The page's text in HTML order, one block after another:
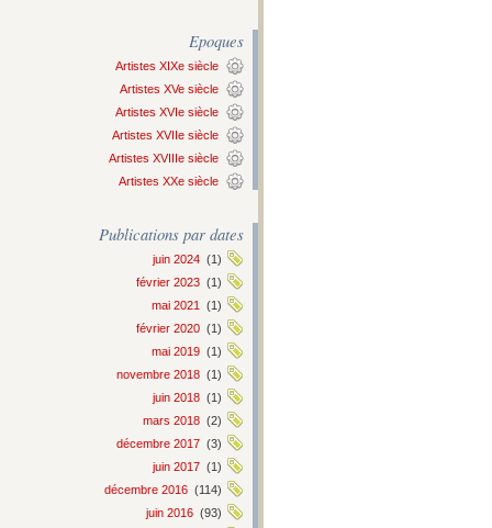
Epoques
Artistes XIXe siècle
Artistes XVe siècle
Artistes XVIe siècle
Artistes XVIIe siècle
Artistes XVIIIe siècle
Artistes XXe siècle
Publications par dates
juin 2024 (1)
février 2023 (1)
mai 2021
(1)
février 2020 (1)
mai 2019 (1)
novembre 2018 (1)
juin 2018 (1)
mars 2018 (2)
décembre 2017 (3)
juin 2017 (1)
décembre 2016 (114)
juin 2016 (93)